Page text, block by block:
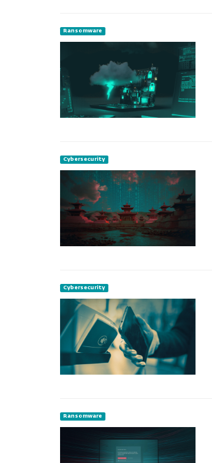
Ransomware
Cybersecurity
Cybersecurity
Ransomware